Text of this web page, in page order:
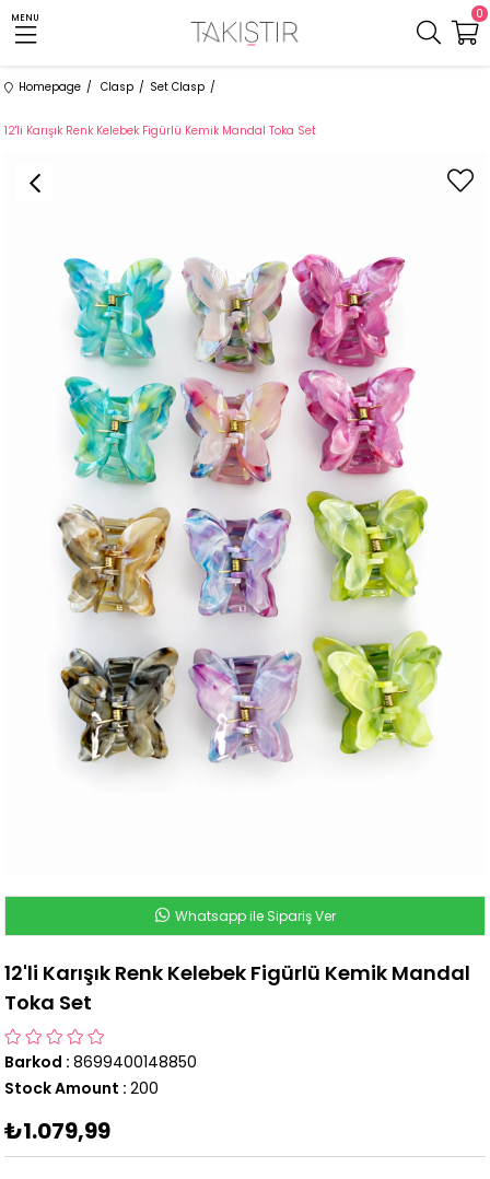
MENU 0
Homepage Clasp Set Clasp
12'li Karışık Renk Kelebek Figürlü Kemik Mandal Toka Set
Whatsapp ile Sipariş Ver
12'li Karışık Renk Kelebek Figürlü Kemik Mandal
Toka Set
Barkod : 8699400148850
Stock Amount : 200
₺1.079,99